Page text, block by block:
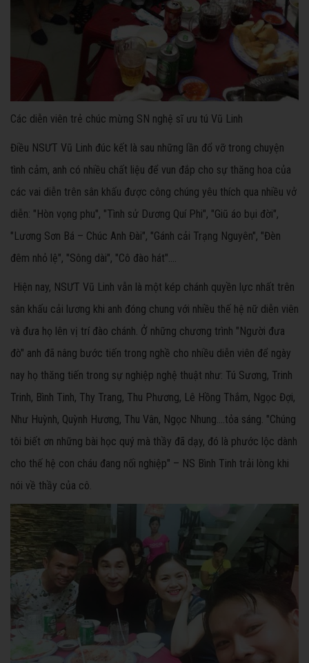
Các diễn viên trẻ chúc mừng SN nghệ sĩ ưu tú Vũ Linh
Điều NSƯT Vũ Linh đúc kết là sau những lần đổ vỡ trong chuyện
tình cảm, anh có nhiều chất liệu để vun đắp cho sự thăng hoa của
các vai diễn trên sân khấu được công chúng yêu thích qua nhiều vở
diễn: "Hòn vọng phu", "Tình sử Dương Quí Phi", "Giũ áo bụi đời",
"Lương Sơn Bá – Chúc Anh Đài", "Gánh cải Trạng Nguyên", "Đèn
đêm nhỏ lệ", "Sông dài", "Cô đào hát"….
Hiện nay, NSƯT Vũ Linh vẫn là một kép chánh quyền lực nhất trên
sân khấu cải lương khi anh đóng chung với nhiều thế hệ nữ diễn viên
và đưa họ lên vị trí đào chánh. Ở những chương trình "Người đưa
đò" anh đã nâng bước tiến trong nghề cho nhiều diễn viên để ngày
nay họ thăng tiến trong sự nghiệp nghệ thuật như: Tú Sương, Trinh
Trinh, Bình Tinh, Thy Trang, Thu Phương, Lê Hồng Thắm, Ngọc Đợi,
Như Huỳnh, Quỳnh Hương, Thu Vân, Ngọc Nhung….tỏa sáng. "Chúng
tôi biết ơn những bài học quý mà thầy đã dạy, đó là phước lộc dành
cho thế hệ con cháu đang nối nghiệp" – NS Bình Tinh trải lòng khi
nói về thầy của cô.